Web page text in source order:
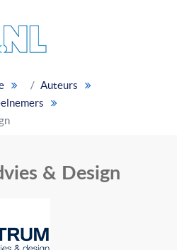
Auteurs
& Design